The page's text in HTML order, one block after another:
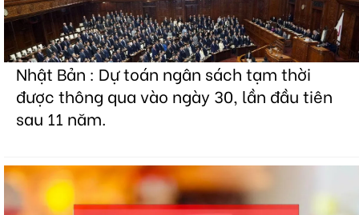
Nhật Bản : Dự toán ngân sách tạm thời
được thông qua vào ngày 30, lần đầu tiên
sau 11 năm.